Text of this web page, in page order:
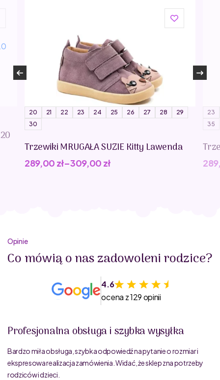
20 21 22 23 24 25 26 27 28
29
30
Trzewiki MRUGAŁA SUZIE Kitty Lawenda
289,00 zł–309,00 zł
23
35
Opinie
Co mówią o nas zadowoleni rodzice?
4.6
ocena z 129 opinii
Profesjonalna obsługa i szybka wysyłka
Bardzo miła obsługa, szybka odpowiedź na pytanie o rozmiar i
ekspresowa realizacja zamówienia. Widać, że sklep zna potrzeby
rodziców i dzieci.